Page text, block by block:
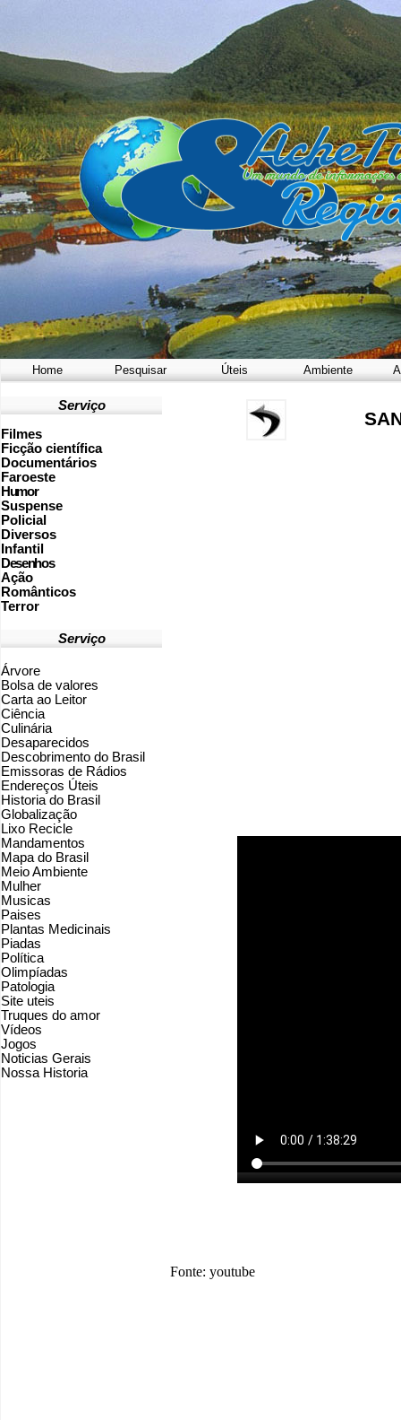
Home Pesquisar Úteis Ambiente
Serviço
Filmes
Ficção científica
Documentários
Faroeste
Humor
Suspense
Policial
Diversos
Infantil
Desenhos
Ação
Românticos
Terror
Serviço
Árvore
Bolsa de valores
Carta ao Leitor
Ciência
Culinária
Desaparecidos
Descobrimento do Brasil
Emissoras de Rádios
Endereços Úteis
Historia do Brasil
Globalização
Lixo Recicle
Mandamentos
Mapa do Brasil
Meio Ambiente
Mulher
Musicas
Paises
Plantas Medicinais
Piadas
Política
Olimpíadas
Patologia
Site uteis
Truques do amor
Vídeos
Jogos
Noticias Gerais
Nossa Historia
Fonte: youtube